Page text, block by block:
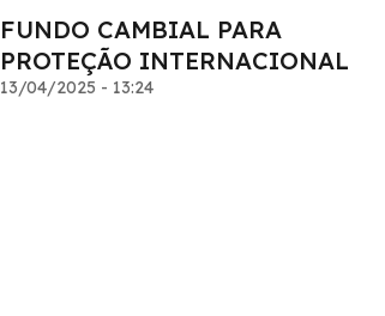
FUNDO CAMBIAL PARA
PROTEÇÃO INTERNACIONAL
13/04/2025 - 13:24